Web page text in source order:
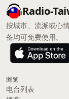
Radio-
按城市、流派或心
备均可免费使用。
浏览
电台列表